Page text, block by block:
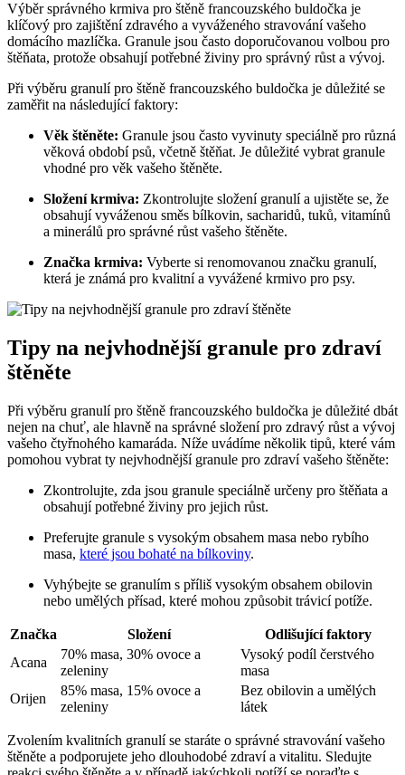
Výběr správného krmiva pro štěně francouzského buldočka je
klíčový pro zajištění zdravého a vyváženého stravování vašeho
domácího mazlíčka. Granule jsou často doporučovanou volbou pro
štěňata, protože obsahují potřebné živiny pro správný růst a vývoj.
Při výběru granulí pro štěně francouzského buldočka je důležité se
zaměřit na následující faktory:
Věk štěněte: Granule jsou často vyvinuty speciálně pro různá
věková období psů, včetně štěňat. Je důležité vybrat granule
vhodné pro věk vašeho štěněte.
Složení krmiva: Zkontrolujte složení granulí a ujistěte se, že
obsahují vyváženou směs bílkovin, sacharidů, tuků, vitamínů
a minerálů pro správné růst vašeho štěněte.
Značka krmiva: Vyberte si renomovanou značku granulí,
která je známá pro kvalitní a vyvážené krmivo pro psy.
Tipy na nejvhodnější granule pro zdraví
štěněte
Při výběru granulí pro štěně francouzského buldočka je důležité dbát
nejen na chuť, ale hlavně na správné složení pro zdravý růst a vývoj
vašeho čtyřnohého kamaráda. Níže uvádíme několik tipů, které vám
pomohou vybrat ty nejvhodnější granule pro zdraví vašeho štěněte:
Zkontrolujte, zda jsou granule speciálně určeny pro štěňata a
obsahují potřebné živiny pro jejich růst.
Preferujte granule s vysokým obsahem masa nebo rybího
masa, které jsou bohaté na bílkoviny.
Vyhýbejte se granulím s příliš vysokým obsahem obilovin
nebo umělých přísad, které mohou způsobit trávicí potíže.
Značka Složení
Odlišující faktory
Acana
70% masa, 30% ovoce a
zeleniny
Vysoký podíl čerstvého
masa
Orijen
85% masa, 15% ovoce a
zeleniny
Bez obilovin a umělých
látek
Zvolením kvalitních granulí se staráte o správné stravování vašeho
štěněte a podporujete jeho dlouhodobé zdraví a vitalitu. Sledujte